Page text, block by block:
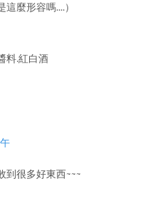
麼形容嗎....）
料.紅白酒
到很多好東西~~~